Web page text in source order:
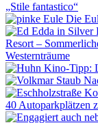
„Stile fantastico“
Die
Resort –
Westernträume
Kino-Tipp:
40 Autoparkplätzen